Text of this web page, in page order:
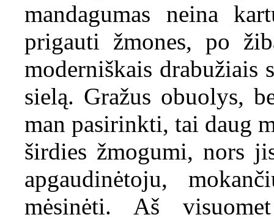
mandagumas neina
prigauti žmones, po
moderniškais drabužiais
sielą. Gražus obuolys,
man pasirinkti, tai daug
širdies žmogumi, nors
apgaudinėtoju,
mėsinėti. Aš